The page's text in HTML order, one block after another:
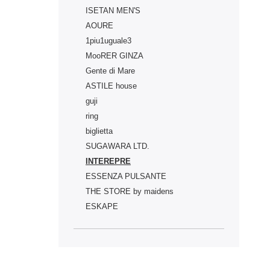
ISETAN MEN'S
AOURE
1piu1uguale3
MooRER GINZA
Gente di Mare
ASTILE house
guji
ring
biglietta
SUGAWARA LTD.
INTEREPRE
ESSENZA PULSANTE
THE STORE by maidens
ESKAPE